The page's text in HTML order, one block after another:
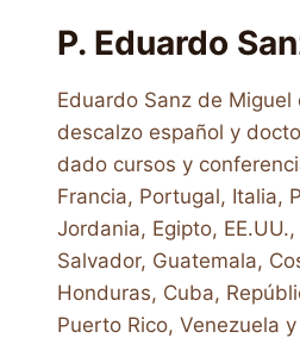
P. Eduardo
Eduardo Sanz de Miguel
descalzo español y
dado cursos y
Francia, Portugal, Italia,
Jordania, Egipto,
Salvador, Guatemala,
Honduras, Cuba,
Puerto Rico, Venezuela